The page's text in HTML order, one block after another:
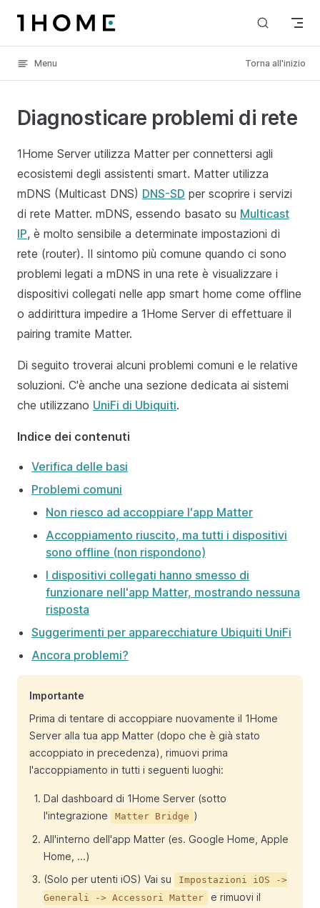
Skip to content
Menu Torna all'inizio
Diagnosticare problemi di rete
1Home Server utilizza Matter per connettersi agli
ecosistemi degli assistenti smart. Matter utilizza
mDNS (Multicast DNS) DNS-SD per scoprire i servizi
di rete Matter. mDNS, essendo basato su Multicast
IP, è molto sensibile a determinate impostazioni di
rete (router). Il sintomo più comune quando ci sono
problemi legati a mDNS in una rete è visualizzare i
dispositivi collegati nelle app smart home come offline
o addirittura impedire a 1Home Server di effettuare il
pairing tramite Matter.
Di seguito troverai alcuni problemi comuni e le relative
soluzioni. C'è anche una sezione dedicata ai sistemi
che utilizzano UniFi di Ubiquiti.
Indice dei contenuti
Verifica delle basi
Problemi comuni
Non riesco ad accoppiare l'app Matter
Accoppiamento riuscito, ma tutti i dispositivi
sono offline (non rispondono)
I dispositivi collegati hanno smesso di
funzionare nell'app Matter, mostrando nessuna
risposta
Suggerimenti per apparecchiature Ubiquiti UniFi
Ancora problemi?
Importante
Prima di tentare di accoppiare nuovamente il 1Home
Server alla tua app Matter (dopo che è già stato
accoppiato in precedenza), rimuovi prima
l'accoppiamento in tutti i seguenti luoghi:
Dal dashboard di 1Home Server (sotto
l'integrazione
Matter Bridge )
All'interno dell'app Matter (es. Google Home, Apple
Home, ...)
(Solo per utenti iOS) Vai su
Impostazioni iOS ->
Generali -> Accessori Matter
e rimuovi il